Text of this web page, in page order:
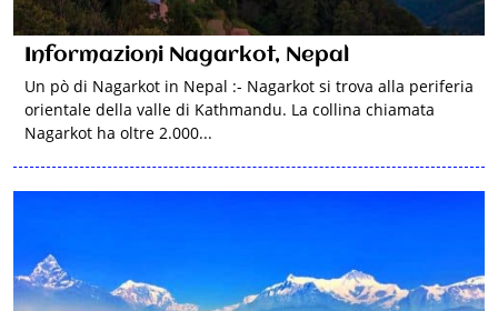
Informazioni Nagarkot, Nepal
Un pò di Nagarkot in Nepal :- Nagarkot si trova alla periferia
orientale della valle di Kathmandu. La collina chiamata
Nagarkot ha oltre 2.000...